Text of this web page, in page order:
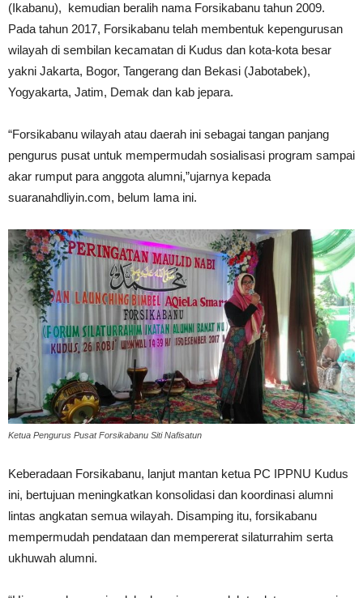
(Ikabanu), kemudian beralih nama Forsikabanu tahun 2009.
Pada tahun 2017, Forsikabanu telah membentuk kepengurusan
wilayah di sembilan kecamatan di Kudus dan kota-kota besar
yakni Jakarta, Bogor, Tangerang dan Bekasi (Jabotabek),
Yogyakarta, Jatim, Demak dan kab jepara.
“Forsikabanu wilayah atau daerah ini sebagai tangan panjang
pengurus pusat untuk mempermudah sosialisasi program sampai
akar rumput para anggota alumni,”ujarnya kepada
suaranahdliyin.com, belum lama ini.
Ketua Pengurus Pusat Forsikabanu Siti Nafisatun
Keberadaan Forsikabanu, lanjut mantan ketua PC IPPNU Kudus
ini, bertujuan meningkatkan konsolidasi dan koordinasi alumni
lintas angkatan semua wilayah. Disamping itu, forsikabanu
mempermudah pendataan dan mempererat silaturrahim serta
ukhuwah alumni.